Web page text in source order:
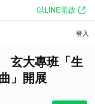
以LINE開啟
登入
玄大專班「生
」開展